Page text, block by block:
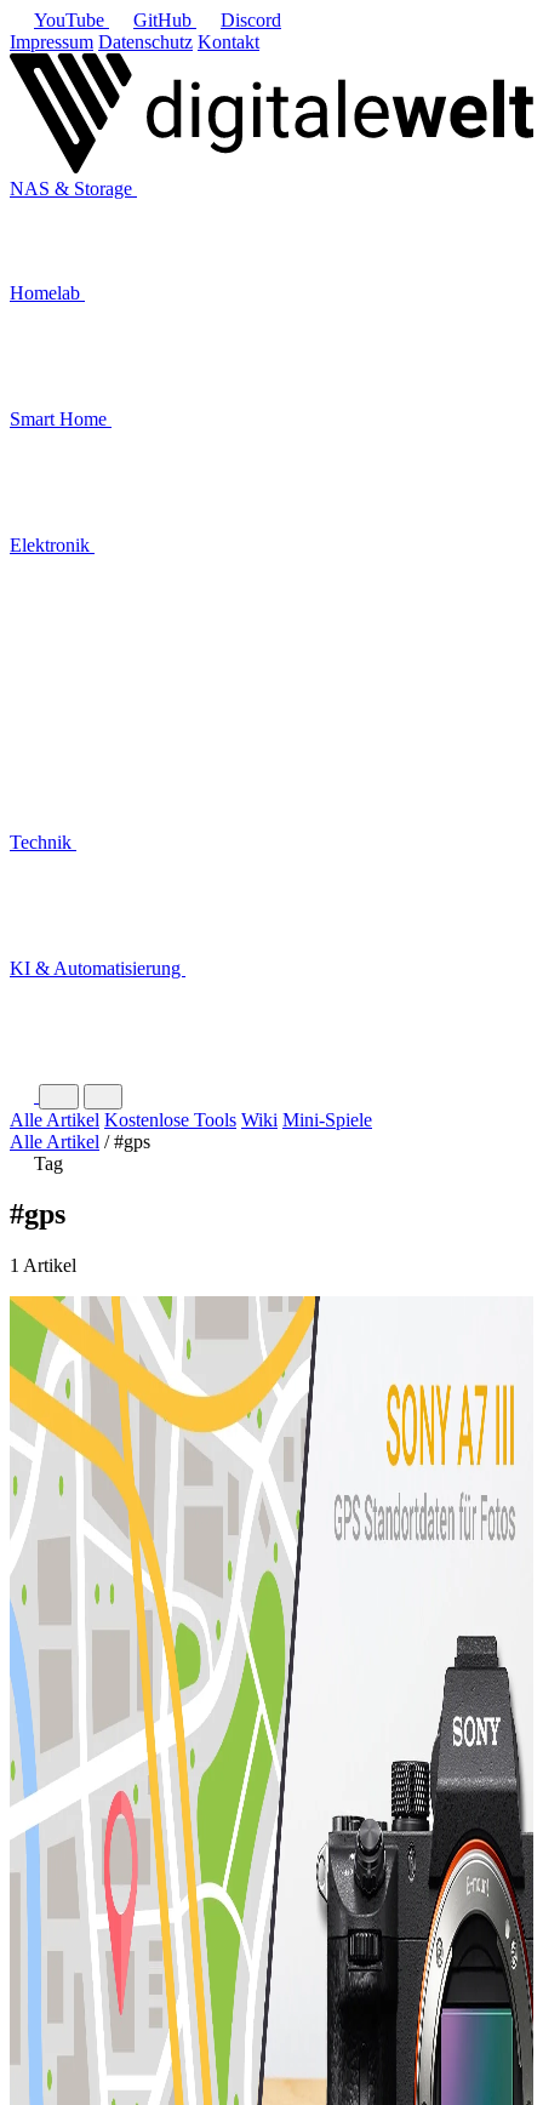
YouTube GitHub
Discord
Impressum Datenschutz Kontakt
NAS & Storage
Homelab
Smart Home
Elektronik
Technik
KI & Automatisierung
Alle Artikel Kostenlose Tools Wiki Mini-Spiele
Alle Artikel / #gps
Tag
#gps
1 Artikel